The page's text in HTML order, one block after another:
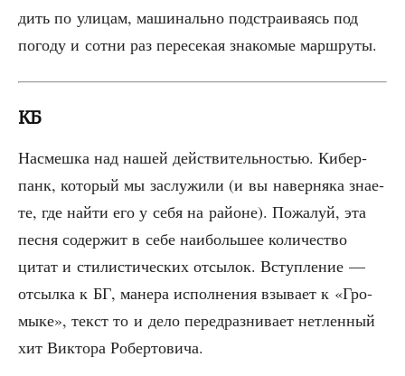
дить по ули­цам, маши­наль­но под­стра­и­ва­ясь под
пого­ду и сот­ни раз пере­се­кая зна­ко­мые маршруты.
КБ
Насмеш­ка над нашей дей­стви­тель­но­стью. Кибер­
панк, кото­рый мы заслу­жи­ли (и вы навер­ня­ка зна­е­
те, где най­ти его у себя на рай­оне). Пожа­луй, эта
пес­ня содер­жит в себе наи­боль­шее коли­че­ство
цитат и сти­ли­сти­че­ских отсы­лок. Вступ­ле­ние —
отсыл­ка к БГ, мане­ра испол­не­ния взы­ва­ет к «Гро­
мы­ке», текст то и дело пере­драз­ни­ва­ет нетлен­ный
хит Вик­то­ра Робертовича.